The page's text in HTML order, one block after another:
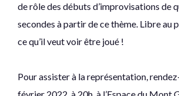
de rôle des débuts d’improvisations de
secondes à partir de ce thème. Libre au
ce qu’il veut voir être joué !
Pour assister à la représentation,